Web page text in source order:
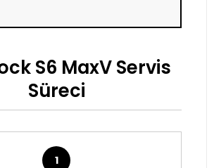
S6 MaxV Servis
Süreci
1